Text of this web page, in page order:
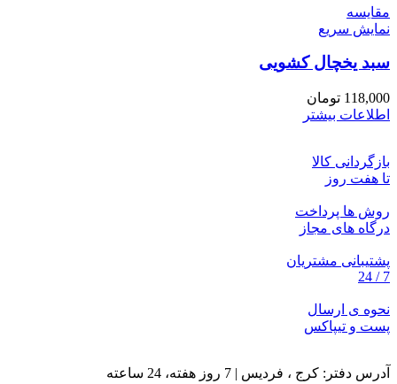
مقايسه
نمایش سریع
سبد یخچال کشویی
118,000 تومان
اطلاعات بیشتر
بازگردانی کالا
تا هفت روز
روش ها پرداخت
درگاه های مجاز
پشتیبانی مشتریان
7 / 24
نحوه ی ارسال
پست و تیپاکس
آدرس دفتر: کرج ، فردیس | 7 روز هفته، 24 ساعته